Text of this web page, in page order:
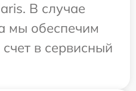
В случае
мы обеспечим
в сервисный